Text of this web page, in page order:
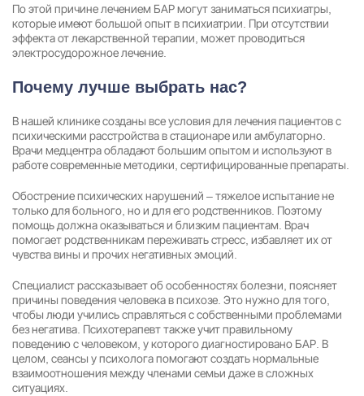
По этой причине лечением БАР могут заниматься психиатры,
которые имеют большой опыт в психиатрии. При отсутствии
эффекта от лекарственной терапии, может проводиться
электросудорожное лечение.
Почему лучше выбрать нас?
В нашей клинике созданы все условия для лечения пациентов с
психическими расстройства в стационаре или амбулаторно.
Врачи медцентра обладают большим опытом и используют в
работе современные методики, сертифицированные препараты.
Обострение психических нарушений – тяжелое испытание не
только для больного, но и для его родственников. Поэтому
помощь должна оказываться и близким пациентам. Врач
помогает родственникам переживать стресс, избавляет их от
чувства вины и прочих негативных эмоций.
Специалист рассказывает об особенностях болезни, поясняет
причины поведения человека в психозе. Это нужно для того,
чтобы люди учились справляться с собственными проблемами
без негатива. Психотерапевт также учит правильному
поведению с человеком, у которого диагностировано БАР. В
целом, сеансы у психолога помогают создать нормальные
взаимоотношения между членами семьи даже в сложных
ситуациях.